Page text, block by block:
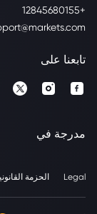
+12845680155
تابعنا على
مدرجة في
Legal الحزمة